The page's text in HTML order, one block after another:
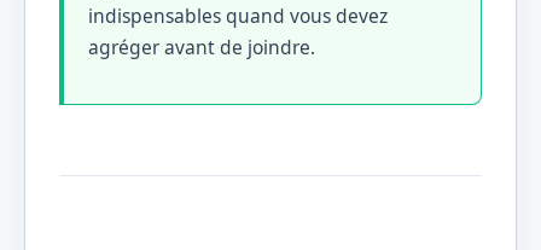
indispensables quand vous devez
agréger avant de joindre.